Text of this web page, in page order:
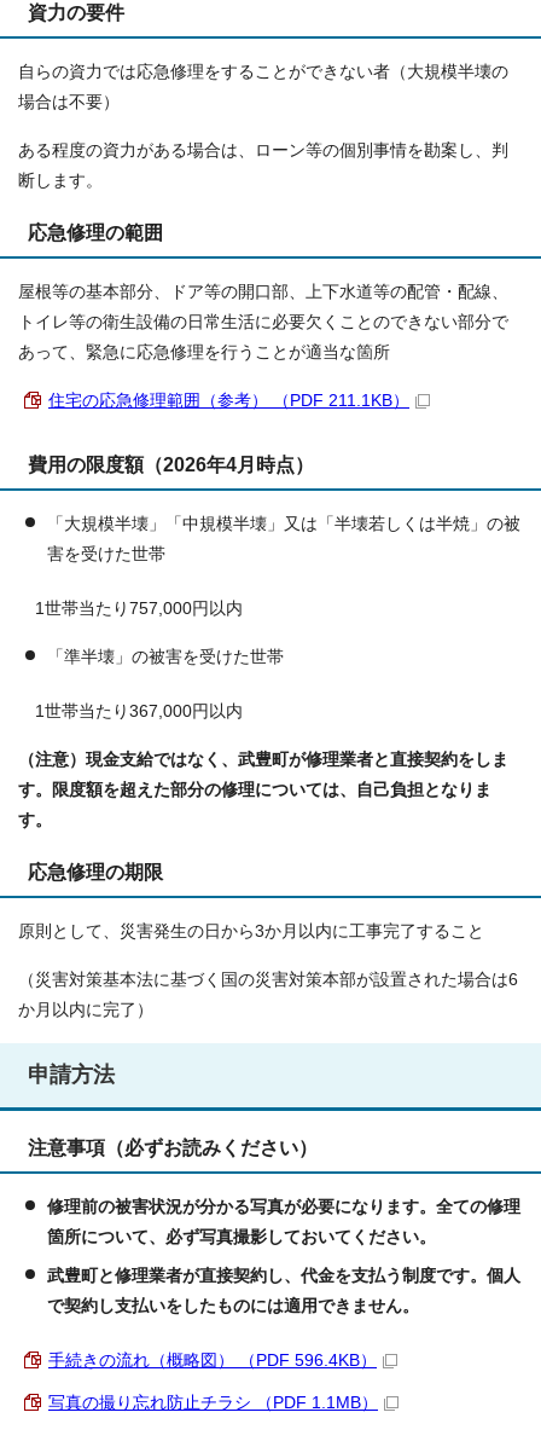
資力の要件
自らの資力では応急修理をすることができない者（大規模半壊の
場合は不要）
ある程度の資力がある場合は、ローン等の個別事情を勘案し、判
断します。
応急修理の範囲
屋根等の基本部分、ドア等の開口部、上下水道等の配管・配線、
トイレ等の衛生設備の日常生活に必要欠くことのできない部分で
あって、緊急に応急修理を行うことが適当な箇所
住宅の応急修理範囲（参考） （PDF 211.1KB）
費用の限度額（2026年4月時点）
「大規模半壊」「中規模半壊」又は「半壊若しくは半焼」の被
害を受けた世帯
1世帯当たり757,000円以内
「準半壊」の被害を受けた世帯
1世帯当たり367,000円以内
（注意）現金支給ではなく、武豊町が修理業者と直接契約をしま
す。限度額を超えた部分の修理については、自己負担となりま
す。
応急修理の期限
原則として、災害発生の日から3か月以内に工事完了すること
（災害対策基本法に基づく国の災害対策本部が設置された場合は6
か月以内に完了）
申請方法
注意事項（必ずお読みください）
修理前の被害状況が分かる写真が必要になります。全ての修理
箇所について、必ず写真撮影しておいてください。
武豊町と修理業者が直接契約し、代金を支払う制度です。個人
で契約し支払いをしたものには適用できません。
手続きの流れ（概略図） （PDF 596.4KB）
写真の撮り忘れ防止チラシ （PDF 1.1MB）